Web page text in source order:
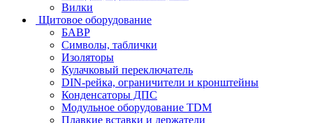
Вилки
Щитовое оборудование
БАВР
Символы, таблички
Изоляторы
Кулачковый переключатель
DIN-рейка, ограничители и кронштейны
Конденсаторы ДПС
Модульное оборудование TDM
Плавкие вставки и держатели